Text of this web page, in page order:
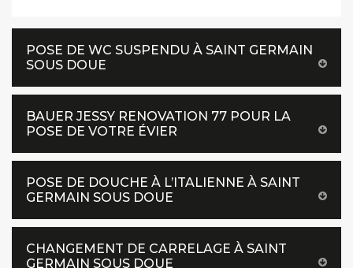
POSE DE WC SUSPENDU À SAINT GERMAIN
SOUS DOUE
BAUER JESSY RENOVATION 77 POUR LA
POSE DE VOTRE ÉVIER
POSE DE DOUCHE À L’ITALIENNE À SAINT
GERMAIN SOUS DOUE
CHANGEMENT DE CARRELAGE À SAINT
GERMAIN SOUS DOUE